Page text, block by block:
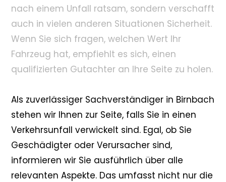
nach einem Unfall ratsam, sondern verschafft
auch in vielen anderen Situationen Sicherheit.
Wenn Sie sich fragen, welchen Wert Ihr
Fahrzeug hat, empfiehlt es sich, einen
qualifizierten Gutachter an Ihre Seite zu holen.
Als zuverlässiger Sachverständiger in Birnbach
stehen wir Ihnen zur Seite, falls Sie in einen
Verkehrsunfall verwickelt sind. Egal, ob Sie
Geschädigter oder Verursacher sind,
informieren wir Sie ausführlich über alle
relevanten Aspekte. Das umfasst nicht nur die